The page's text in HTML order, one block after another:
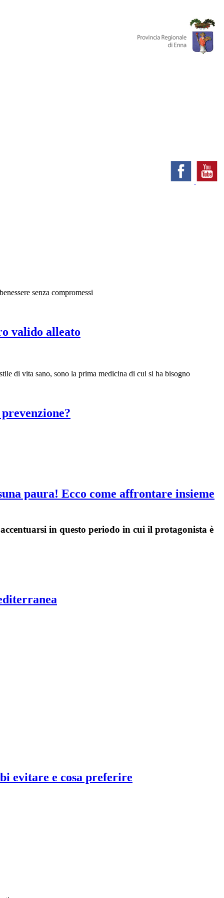
senza compromessi
valido alleato
di vita sano, sono la prima medicina di cui si ha bisogno
paura! Ecco come affrontare insieme
in questo periodo in cui il protagonista è
evitare e cosa preferire